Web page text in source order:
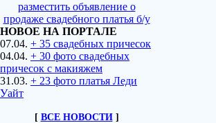
разместить объявление о
продаже свадебного платья б/у
НОВОЕ НА ПОРТАЛЕ
07.04. + 35 свадебных причесок
04.04. + 30 фото свадебных
причесок с макияжем
31.03. + 23 фото платья Леди
Уайт
[ ВСЕ НОВОСТИ]